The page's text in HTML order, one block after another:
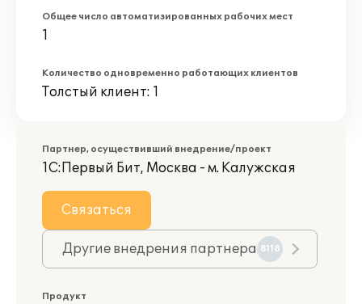
Общее число автоматизированных рабочих мест
1
Количество одновременно работающих клиентов
Толстый клиент: 1
Партнер, осуществивший внедрение/проект
1С:Первый Бит, Москва - м. Калужская
Связаться
Другие внедрения партнера 8118
Продукт